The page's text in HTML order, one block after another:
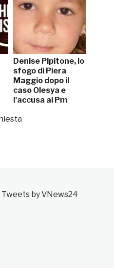
Denise Pipitone, lo
sfogo di Piera
Maggio dopo il
caso Olesya e
l’accusa ai Pm
Tweets by VNews24